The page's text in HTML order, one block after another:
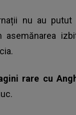
nu au
asemănarea
rare cu